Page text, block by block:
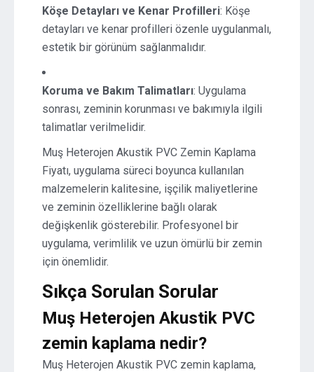
Köşe Detayları ve Kenar Profilleri: Köşe
detayları ve kenar profilleri özenle uygulanmalı,
estetik bir görünüm sağlanmalıdır.
Koruma ve Bakım Talimatları: Uygulama
sonrası, zeminin korunması ve bakımıyla ilgili
talimatlar verilmelidir.
Muş Heterojen Akustik PVC Zemin Kaplama
Fiyatı, uygulama süreci boyunca kullanılan
malzemelerin kalitesine, işçilik maliyetlerine
ve zeminin özelliklerine bağlı olarak
değişkenlik gösterebilir. Profesyonel bir
uygulama, verimlilik ve uzun ömürlü bir zemin
için önemlidir.
Sıkça Sorulan Sorular
Muş Heterojen Akustik PVC
zemin kaplama nedir?
Muş Heterojen Akustik PVC zemin kaplama,